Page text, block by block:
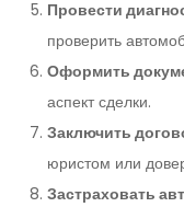
Провести
проверить
Оформить
аспект сделки.
Заключить
юристом или
Застраховать